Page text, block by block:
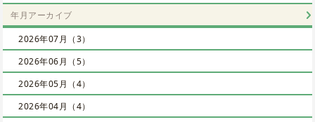
年月アーカイブ
2026年07月（3）
2026年06月（5）
2026年05月（4）
2026年04月（4）